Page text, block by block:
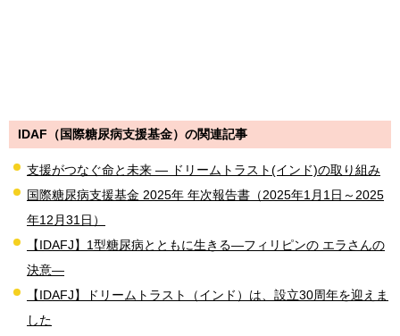
IDAF（国際糖尿病支援基金）の関連記事
支援がつなぐ命と未来 ― ドリームトラスト(インド)の取り組み
国際糖尿病支援基金 2025年 年次報告書（2025年1月1日～2025
年12月31日）
【IDAFJ】1型糖尿病とともに生きる―フィリピンの エラさんの
決意―
【IDAFJ】ドリームトラスト（インド）は、設立30周年を迎えま
した